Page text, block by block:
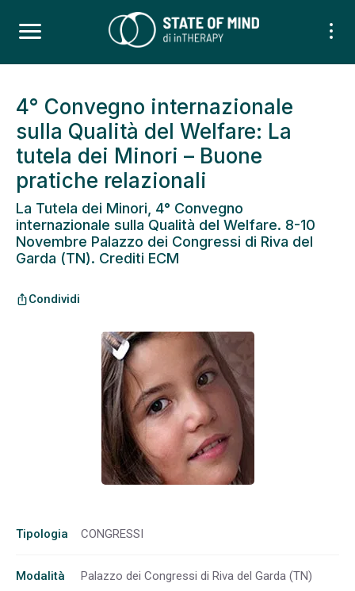
4° Convegno internazionale
sulla Qualità del Welfare: La
tutela dei Minori – Buone
pratiche relazionali
La Tutela dei Minori, 4° Convegno
internazionale sulla Qualità del Welfare. 8-10
Novembre Palazzo dei Congressi di Riva del
Garda (TN). Crediti ECM
ios_shareCondividi
Tipologia CONGRESSI
Modalità Palazzo dei Congressi di Riva del Garda (TN)